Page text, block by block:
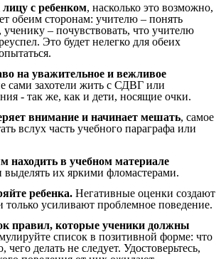
с ребенком, насколько это возможно,
обеим сторонам: учителю – понять
– почувствовать, что учителю
Это будет нелегко для обеих
на уважительное и вежливое
сами захотели жить с СДВГ или
- так же, как и дети, носящие очки.
внимание и начинает мешать, самое
вслух часть учебного параграфа или
находить в учебном материале
выделять их яркими фломастерами.
ребенка. Негативные оценки создают
только усиливают проблемное поведение.
правил, которые ученики должны
список в позитивной форме: что
чего делать не следует. Удостоверьтесь,